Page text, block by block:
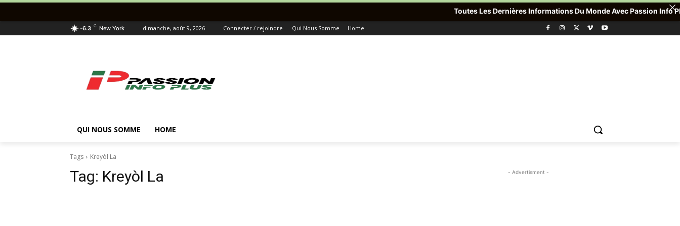
-6.3 C New York dimanche, août 9, 2026 Connecter / rejoindre Qui Nous Somme Home
QUI NOUS SOMME HOME
Tags Kreyòl La
Tag: Kreyòl La - Advertisment -
Toutes Les Dernières Informations Du Monde Avec Passion Info